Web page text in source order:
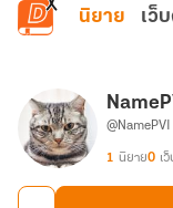
ข้ามไปยังเนื้อหาหลัก
นิยาย เว็
@NamePVI
1 นิยาย0 เ